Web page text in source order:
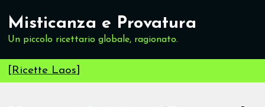
Misticanza e Provatura
Un piccolo ricettario globale, ragionato.
[Ricette Laos]